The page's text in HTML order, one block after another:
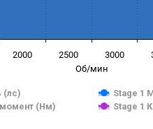
Об/мин
(лс)
Stage 1
(Нм)
Stage 1
2000 2500 3000